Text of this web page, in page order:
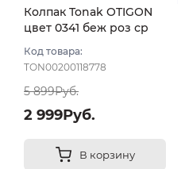
Колпак Tonak OTIGON
цвет 0341 беж роз ср
Код товара:
TON00200118778
5 899Руб.
2 999Руб.
В корзину